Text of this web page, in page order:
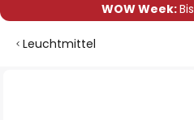
WOW Week:
Leuchtmittel